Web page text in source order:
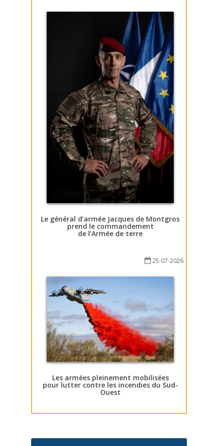
Le général d’armée Jacques de Montgros
prend le commandement
de l’Armée de terre
25-07-2026
Les armées pleinement mobilisées
pour lutter contre les incendies du Sud-
Ouest